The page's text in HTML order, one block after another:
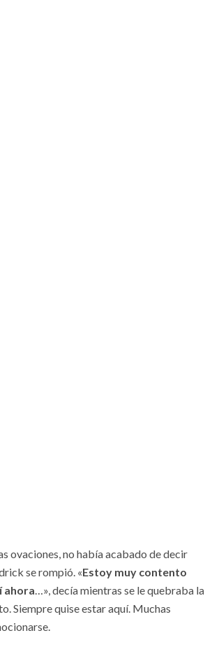
ovaciones, no había acabado de decir
se rompió. «Estoy muy contento
ahora…», decía mientras se le quebraba la
Siempre quise estar aquí. Muchas